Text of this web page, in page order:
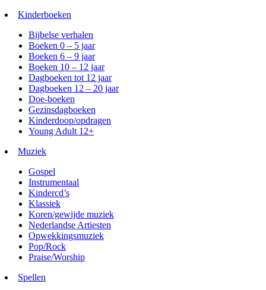
Kinderboeken
Bijbelse verhalen
Boeken 0 – 5 jaar
Boeken 6 – 9 jaar
Boeken 10 – 12 jaar
Dagboeken tot 12 jaar
Dagboeken 12 – 20 jaar
Doe-boeken
Gezinsdagboeken
Kinderdoop/opdragen
Young Adult 12+
Muziek
Gospel
Instrumentaal
Kindercd’s
Klassiek
Koren/gewijde muziek
Nederlandse Artiesten
Opwekkingsmuziek
Pop/Rock
Praise/Worship
Spellen